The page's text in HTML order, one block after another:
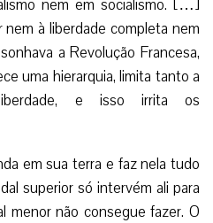
nem em socialismo. […]
à liberdade completa nem
a Revolução Francesa,
uma hierarquia, limita tanto a
e isso irrita os
em sua terra e faz nela tudo
superior só intervém ali para
menor não consegue fazer. O